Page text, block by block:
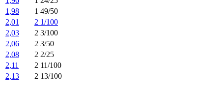
1,98
1 49/50
2,01
2 1/100
2,03
2 3/100
2,06
2 3/50
2,08
2 2/25
2,11
2 11/100
2,13
2 13/100